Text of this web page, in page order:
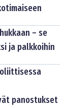
– se
ja palkkoihin
panostukset